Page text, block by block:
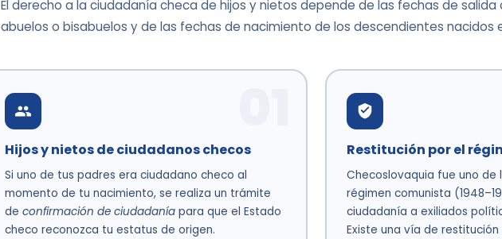
El derecho a la ciudadanía checa de hijos y nietos depende de las fechas de salida
abuelos o bisabuelos y de las fechas de nacimiento de los descendientes nacidos
Hijos y nietos de ciudadanos checos
Si uno de tus padres era ciudadano checo al
momento de tu nacimiento, se realiza un trámite
deconfirmación de ciudadanía para que el Estado
checo reconozca tu estatus de origen.
Restitución por el
Checoslovaquia fue uno de
régimen comunista
ciudadanía a exiliados
Existe una vía de